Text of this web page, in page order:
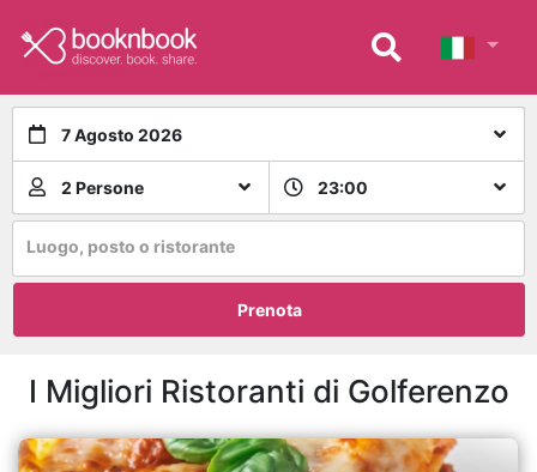
7 Agosto 2026
2 Persone 23:00
Luogo, posto o ristorante
Prenota
I Migliori Ristoranti di Golferenzo